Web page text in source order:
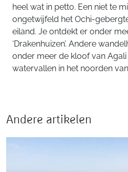
heel wat in petto. Een niet te
ongetwijfeld het Ochi-
eiland. Je ontdekt er onder
‘Drakenhuizen’. Andere
onder meer de kloof van
watervallen in het noorden
Andere artikelen